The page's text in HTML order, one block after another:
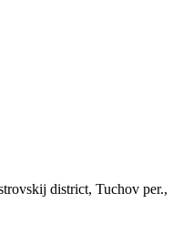
district, Tuchov per.,